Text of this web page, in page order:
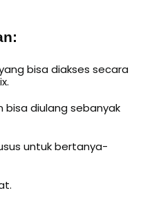
bisa diakses secara
bisa diulang sebanyak
untuk bertanya-